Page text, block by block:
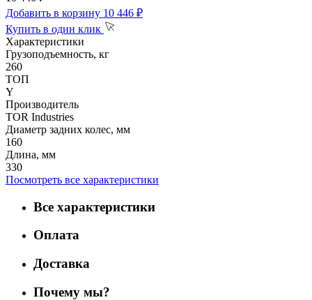
Добавить в корзину 10 446 ₽
Купить в один клик
Характеристики
Грузоподъемность, кг
260
ТОП
Y
Производитель
TOR Industries
Диаметр задних колес, мм
160
Длина, мм
330
Посмотреть все характеристики
Все характеристики
Оплата
Доставка
Почему мы?